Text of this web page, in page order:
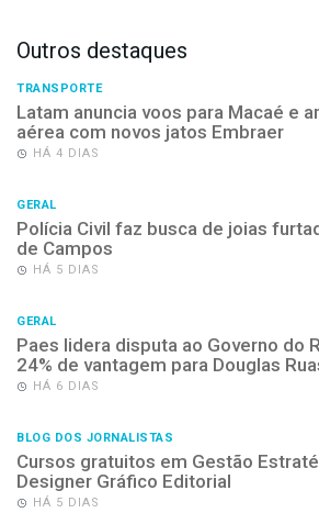
Outros destaques
TRANSPORTE
Latam anuncia voos para Macaé e
aérea com novos jatos Embraer
HÁ 4 DIAS
GERAL
Polícia Civil faz busca de joias
de Campos
HÁ 5 DIAS
GERAL
Paes lidera disputa ao Governo do
24% de vantagem para Douglas
HÁ 6 DIAS
BLOG DOS JORNALISTAS
Cursos gratuitos em Gestão
Designer Gráfico Editorial
HÁ 5 DIAS